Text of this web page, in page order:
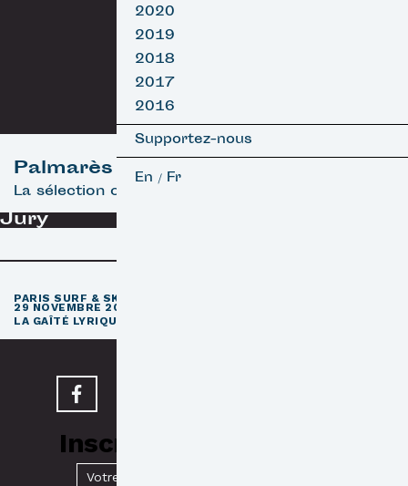
2020
2019
2018
2017
2016
Supportez-nous
En / Fr
Palmarès
La sélection officielle
Jury
PARIS SURF & SKATEBOARD FILM FESTIVAL
29 NOVEMBRE 2026
LA GAÎTÉ LYRIQUE · PARIS 3
Inscrivez-vous à notre